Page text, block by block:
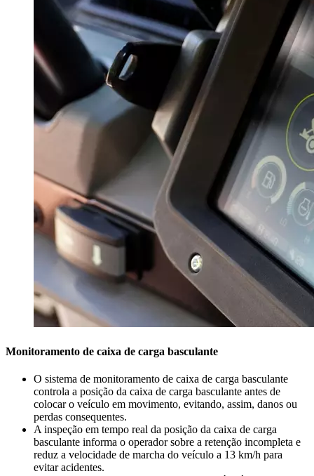
Monitoramento de caixa de carga basculante
O sistema de monitoramento de caixa de carga basculante
controla a posição da caixa de carga basculante antes de
colocar o veículo em movimento, evitando, assim, danos ou
perdas consequentes.
A inspeção em tempo real da posição da caixa de carga
basculante informa o operador sobre a retenção incompleta e
reduz a velocidade de marcha do veículo a 13 km/h para
evitar acidentes.